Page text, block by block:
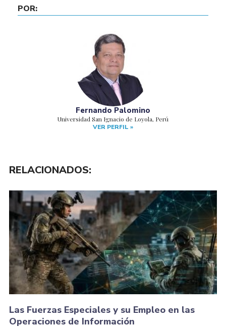
POR:
Fernando Palomino
Universidad San Ignacio de Loyola, Perú
VER PERFIL »
RELACIONADOS:
Las Fuerzas Especiales y su Empleo en las
Operaciones de Información